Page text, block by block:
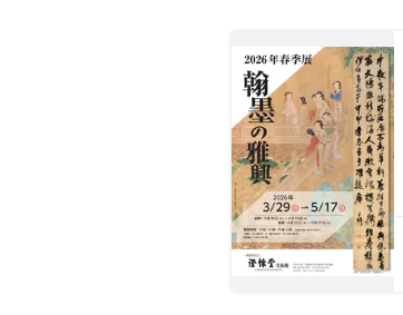
ホーム